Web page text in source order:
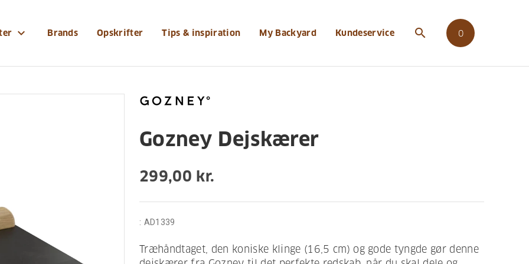
expand_more Brands Opskrifter Tips & inspiration My Backyard Kundeservice search 0
Gozney Dejskærer
299,00 kr.
: AD1339
Træhåndtaget, den koniske klinge (16,5 cm) og gode tyngde gør denne